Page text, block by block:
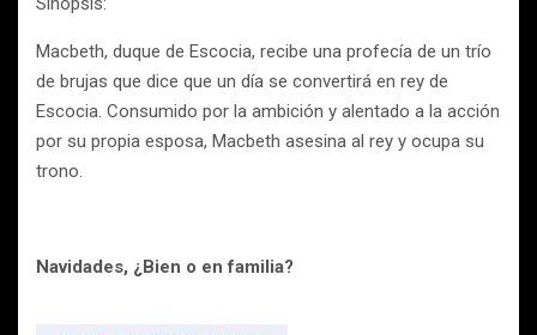
Macbeth, duque de Escocia, recibe una profecía de un trío
de brujas que dice que un día se convertirá en rey de
Escocia. Consumido por la ambición y alentado a la acción
por su propia esposa, Macbeth asesina al rey y ocupa su
trono.
Navidades, ¿Bien o en familia?